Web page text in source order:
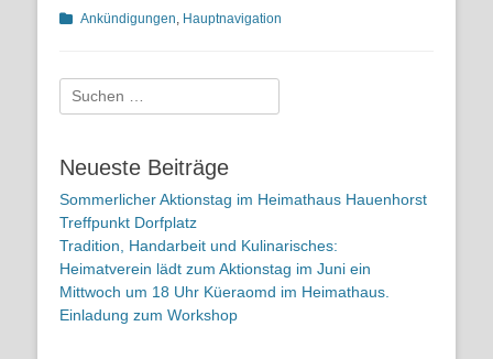
Kategorien
Ankündigungen Hauptnavigation
Suchen
nach:
Neueste Beiträge
Sommerlicher Aktionstag im Heimathaus Hauenhorst
Treffpunkt Dorfplatz
Tradition, Handarbeit und Kulinarisches:
Heimatverein lädt zum Aktionstag im Juni ein
Mittwoch um 18 Uhr Küeraomd im Heimathaus.
Einladung zum Workshop